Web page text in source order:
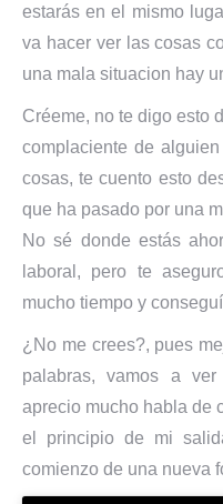
estarás en el mismo
va hacer ver las cosas
una mala situacion hay
Créeme, no te digo esto
complaciente de
cosas, te cuento esto
que ha pasado por una
No sé donde estás
laboral, pero te
mucho tiempo y
¿No me crees?, pues
palabras, vamos a
aprecio mucho habla de
el principio de mi
comienzo de una nueva